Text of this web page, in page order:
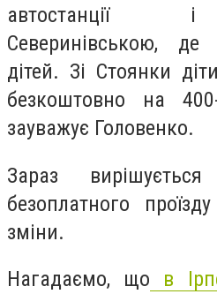
автостанції і
Северинівською,
дітей. Зі Стоянки
безкоштовно на
зауважує Головенко.
Зараз
безоплатного
зміни.
Нагадаємо, що в